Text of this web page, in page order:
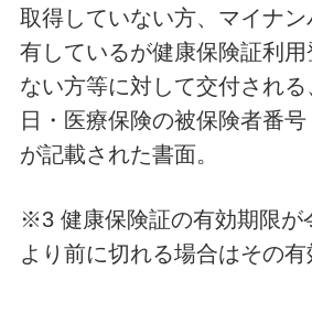
取得していない方、マイナ
有しているが健康保険証利
ない方等に対して交付される
日・医療保険の被保険者番
が記載された書面。
※3 健康保険証の有効期限が
より前に切れる場合はその有